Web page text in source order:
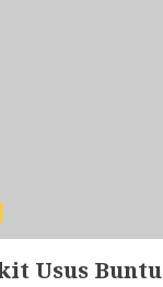
Usus Buntu